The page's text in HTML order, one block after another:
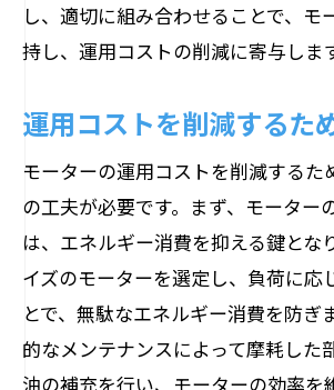
し、適切に組み合わせることで、モ
持し、運用コストの削減に寄与しま
運用コストを削減するた
モーターの運用コストを削減するた
の工夫が必要です。まず、モーター
は、エネルギー消費を抑える鍵とな
イズのモーターを選定し、負荷に応
とで、無駄なエネルギー消費を防ぎ
的なメンテナンスによって摩耗した
油の補充を行い、モーターの効率を